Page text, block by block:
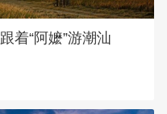
跟着“阿嬷”游潮汕